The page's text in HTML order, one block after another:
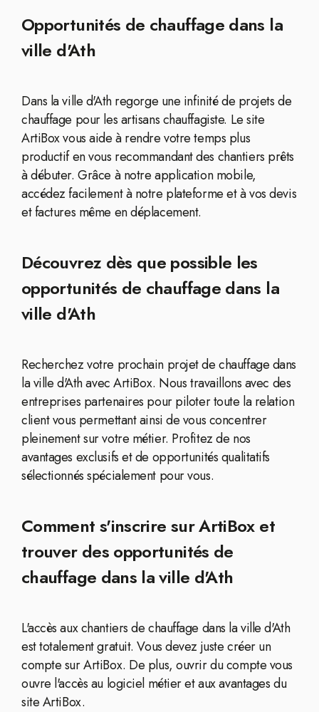
Opportunités de chauffage dans la
ville d'Ath
Dans la ville d'Ath regorge une infinité de projets de
chauffage pour les artisans chauffagiste. Le site
ArtiBox vous aide à rendre votre temps plus
productif en vous recommandant des chantiers prêts
à débuter. Grâce à notre application mobile,
accédez facilement à notre plateforme et à vos devis
et factures même en déplacement.
Découvrez dès que possible les
opportunités de chauffage dans la
ville d'Ath
Recherchez votre prochain projet de chauffage dans
la ville d'Ath avec ArtiBox. Nous travaillons avec des
entreprises partenaires pour piloter toute la relation
client vous permettant ainsi de vous concentrer
pleinement sur votre métier. Profitez de nos
avantages exclusifs et de opportunités qualitatifs
sélectionnés spécialement pour vous.
Comment s'inscrire sur ArtiBox et
trouver des opportunités de
chauffage dans la ville d'Ath
L'accès aux chantiers de chauffage dans la ville d'Ath
est totalement gratuit. Vous devez juste créer un
compte sur ArtiBox. De plus, ouvrir du compte vous
ouvre l'accès au logiciel métier et aux avantages du
site ArtiBox.